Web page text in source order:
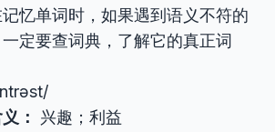
忆单词时，如果遇到语义不符的
定要查词典，了解它的真正词
：
兴趣；利益